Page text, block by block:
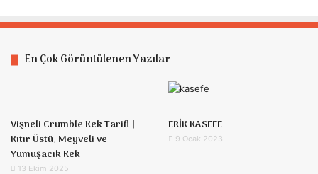
En Çok Görüntülenen Yazılar
Vişneli Crumble Kek Tarifi |
Kıtır Üstü, Meyveli ve
Yumuşacık Kek
13 Ekim 2025
ERİK KASEFE
9 Ocak 2023